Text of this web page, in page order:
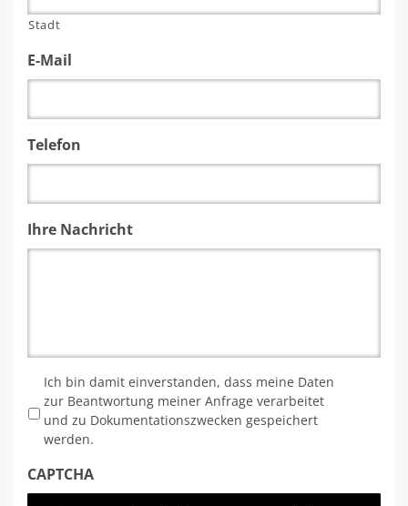
Stadt
E-Mail
Telefon
Ihre Nachricht
Ich bin damit einverstanden, dass meine Daten
zur Beantwortung meiner Anfrage verarbeitet
und zu Dokumentationszwecken gespeichert
werden.
CAPTCHA